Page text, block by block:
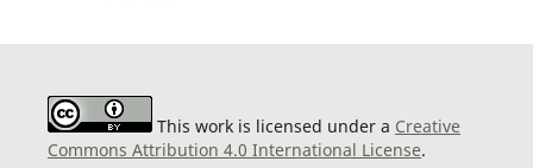
This work is licensed under a Creative
Commons Attribution 4.0 International License.